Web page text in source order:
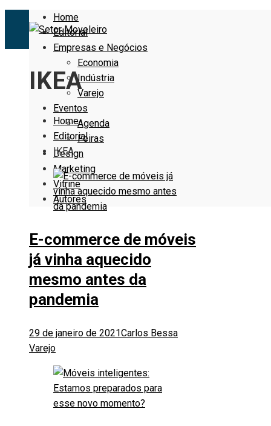
Home
Editorial
Empresas e Negócios
Economia
Indústria
Varejo
Eventos
Agenda
Feiras
Design
Marketing
Vitrine
Autores
IKEA
Home
Editorial
IKEA
E-commerce de móveis
já vinha aquecido
mesmo antes da
pandemia
29 de janeiro de 2021Carlos Bessa
Varejo